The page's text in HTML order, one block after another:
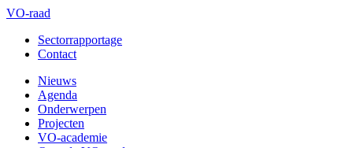
VO-raad
Sectorrapportage
Contact
Nieuws
Agenda
Onderwerpen
Projecten
VO-academie